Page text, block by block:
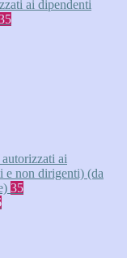
ai dipendenti
ai
e non dirigenti) (da
35